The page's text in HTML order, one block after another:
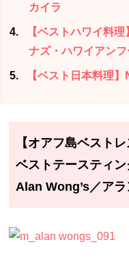
カイラ
4
【ベストハワイ料
ナズ・ハワイアンフ
5 【ベスト日本料理
【オアフ島ベスト
ベストテースティン
Alan Wong’s／ア